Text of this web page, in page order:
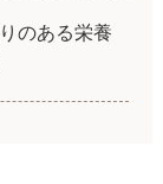
のある栄養